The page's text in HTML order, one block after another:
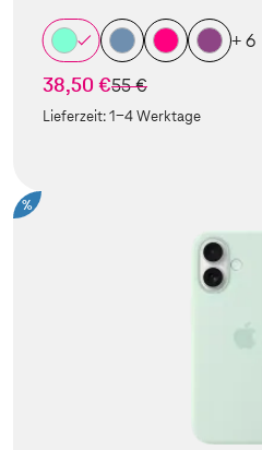
+ 6
38,50 €statt
55 €
Lieferzeit:1-4 Werktage
%